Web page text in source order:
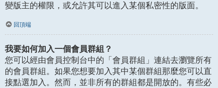
變版主的權限，或允許其可以進入某個私密性的版面。
回頂端
我要如何加入一個會員群組？
您可以經由會員控制台中的「會員群組」連結去瀏覽所有
的會員群組。如果您想要加入其中某個群組那麼您可以直
接點選加入。然而，並非所有的群組都是開放的。有些必